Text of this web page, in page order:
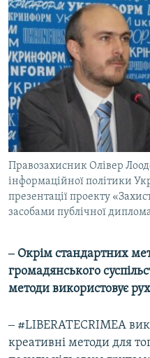
Правозахисник Олівер
інформаційної політики
презентації проекту
засобами публічної
‒ Окрім стандартних
громадянського
методи використовує рух
‒ #LIBERATECRIMEA
креативні методи для